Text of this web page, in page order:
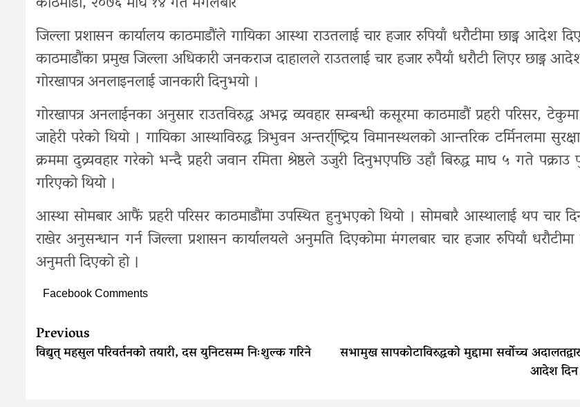
जिल्ला प्रशासन कार्यालय काठमाडौंले गायिका आस्था राउतलाई चार हजार रुपियाँ धरौटीमा छाड्न आदेश
काठमाडौंका प्रमुख जिल्ला अधिकारी जनकराज दाहालले राउतलाई चार हजार रुपैयाँ धरौटी लिएर छाड्न
गोरखापत्र अनलाइनलाई जानकारी दिनुभयो ।
गोरखापत्र अनलाईनका अनुसार राउतविरुद्ध अभद्र व्यवहार सम्बन्धी कसूरमा काठमाडौं प्रहरी परिसर,
जाहेरी परेको थियो । गायिका आस्थाविरुद्ध त्रिभुवन अन्तर्रा्ष्ट्रिय विमानस्थलको आन्तरिक टर्मिनलमा
क्रममा दुव्र्यवहार गरेको भन्दै प्रहरी जवान रमिता श्रेष्ठले उजुरी दिनुभएपछि उहाँ बिरुद्ध माघ ५ गते पक्राउ
गरिएको थियो ।
आस्था सोमबार आफैं प्रहरी परिसर काठमाडौंमा उपस्थित हुनुभएको थियो । सोमबारै आस्थालाई थप चार
राखेर अनुसन्धान गर्न जिल्ला प्रशासन कार्यालयले अनुमति दिएकोमा मंगलबार चार हजार रुपियाँ धरौटीमा
अनुमती दिएको हो ।
Facebook Comments
Continue
Reading
Previous
विद्युत् महसुल परिवर्तनको तयारी, दस युनिटसम्म निःशुल्क गरिने सभामुख सापकोटाविरुद्धको मुद्दामा सर्वोच्च
आदेश दिन